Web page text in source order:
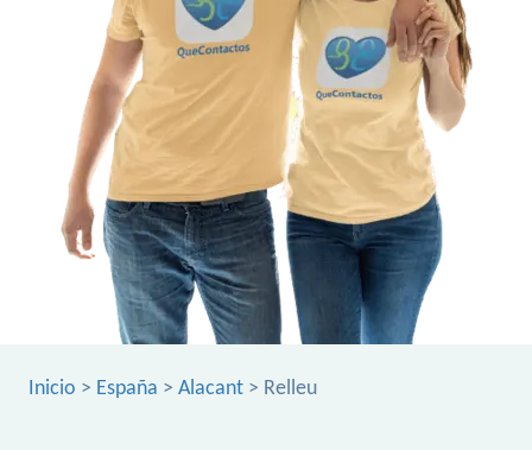
Inicio > España > Alacant > Relleu